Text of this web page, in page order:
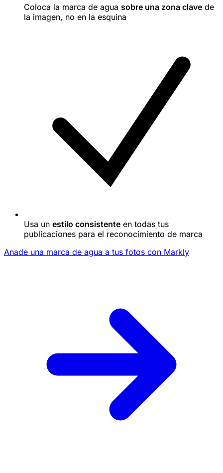
Coloca la marca de agua sobre una zona clave de
la imagen, no en la esquina
Usa un estilo consistente en todas tus
publicaciones para el reconocimiento de marca
Anade una marca de agua a tus fotos con Markly